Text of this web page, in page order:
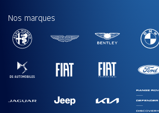
Nos marques